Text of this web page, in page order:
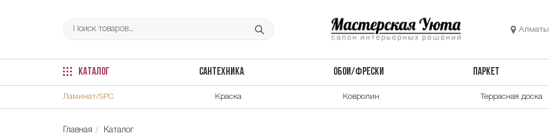
Алматы
КАТАЛОГ САНТЕХНИКА ОБОИ/ФРЕСКИ ПАРКЕТ
Ламинат/SPC Краска Ковролин Террасная доска
Главная Каталог